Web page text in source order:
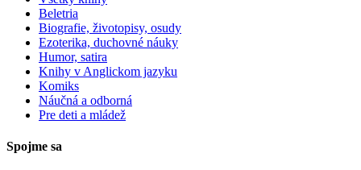
Beletria
Biografie, životopisy, osudy
Ezoterika, duchovné náuky
Humor, satira
Knihy v Anglickom jazyku
Komiks
Náučná a odborná
Pre deti a mládež
Spojme sa